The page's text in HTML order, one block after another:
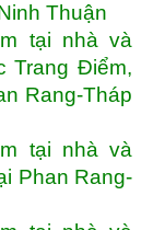
Thuận
tại nhà và
Trang Điểm,
Rang-Tháp
tại nhà và
Phan Rang-